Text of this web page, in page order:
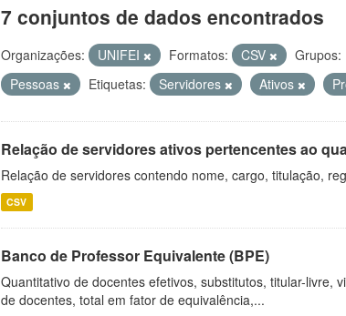
7 conjuntos de dados encontrados
Organizações: UNIFEI Formatos: CSV
Grupos:
Pessoas
Etiquetas: Servidores Ativos
Relação de servidores ativos pertencentes ao
Relação de servidores contendo nome, cargo, titulação,
CSV
Banco de Professor Equivalente (BPE)
Quantitativo de docentes efetivos, substitutos, titular-livre,
de docentes, total em fator de equivalência,...